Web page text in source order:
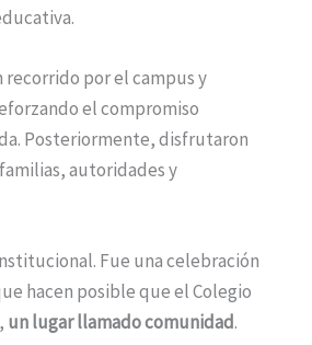
recorrido por el campus y
el compromiso
Posteriormente, disfrutaron
autoridades y
Fue una celebración
hacen posible que el Colegio
un lugar llamado comunidad.